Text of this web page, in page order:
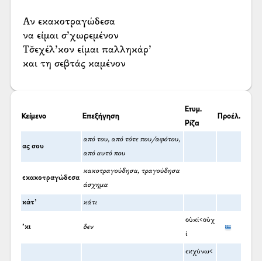
Αν εκακοτραγώδεσα
να είμαι σ’χωρεμένον
Τσ̌εχέλ’κον είμαι παλληκάρ’
και τη σεβτάς καμένον
Κείμενο Επεξήγηση
Ετυμ.
Ρίζα
Προέλ.
ας σου
από του, από τότε που/αφότου,
από αυτό που
εκακοτραγώδεσα
κακοτραγούδησα, τραγούδησα
άσχημα
κάτ’ κάτι
’κι δεν
οὐκί<οὐχ
ί
εκχύνω<